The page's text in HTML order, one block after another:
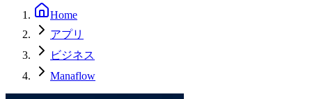
Home
アプリ
ビジネス
Manaflow